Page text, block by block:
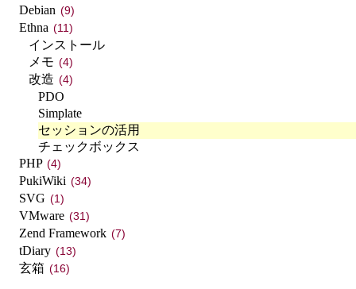
Debian (9)
Ethna (11)
インストール
メモ (4)
改造 (4)
PDO
Simplate
セッションの活用
チェックボックス
PHP (4)
PukiWiki (34)
SVG (1)
VMware (31)
Zend Framework (7)
tDiary (13)
玄箱 (16)